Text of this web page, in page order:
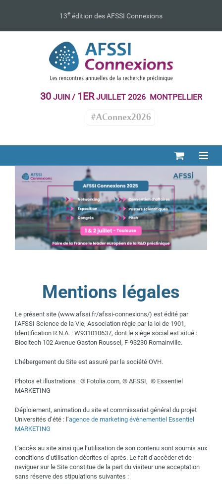
13e édition des AFSSI Connexions
30JUIN / 1ERJUILLET 2026 MONTPELLIER
#AConnex2026
Mentions légales
Le présent site (www.afssi.fr/afssi-connexions/) est édité par
l’AFSSI Science de la Vie, Association régie par la loi de 1901,
Identification R.N.A. : W931010637, dont le siège social est situé :
Biocitech 102 Avenue Gaston Roussel, F-93230 Romainville.
L’hébergement du Site est assuré par la société OVH.
Photos et illustrations : © Fotolia.com, © AFSSI, © Essentiel
MARKETING
Déploiement, animation du site et commissariat général du projet
Universités d’été : l’agence de marketing événementiel Essentiel
MARKETING
L’accès au site ainsi que l’utilisation de son contenu sont soumis aux
conditions d’utilisation décrites ci-après. Le fait d’accéder et de
naviguer sur le Site constitue de la part du visiteur une acceptation
sans réserve des stipulations suivantes :